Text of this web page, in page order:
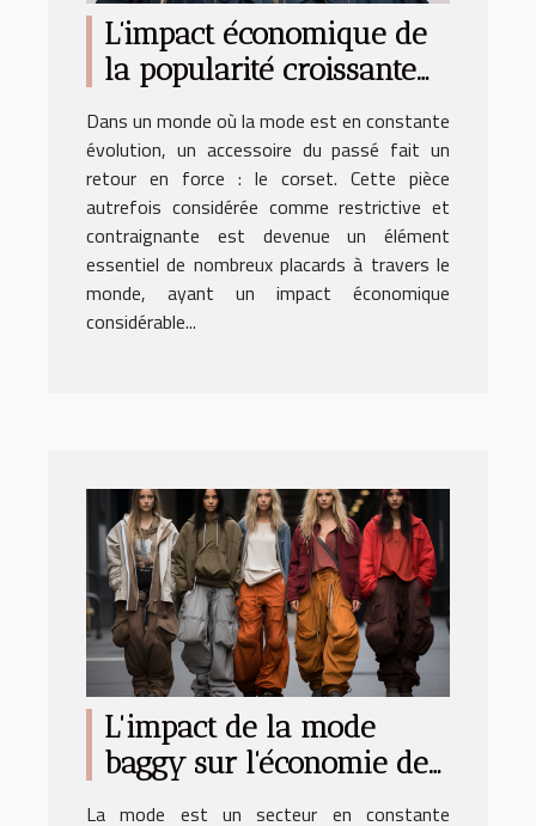
L’impact économique de
la popularité croissante
du corset sur l'industrie
de la mode
Dans un monde où la mode est en constante
évolution, un accessoire du passé fait un
retour en force : le corset. Cette pièce
autrefois considérée comme restrictive et
contraignante est devenue un élément
essentiel de nombreux placards à travers le
monde, ayant un impact économique
considérable...
L'impact de la mode
baggy sur l'économie de
La mode est un secteur en constante